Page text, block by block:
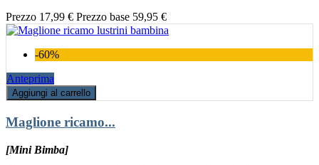
Prezzo 17,99 € Prezzo base 59,95 €
-60%
Anteprima
Aggiungi al carrello
Maglione ricamo...
[Mini Bimba]